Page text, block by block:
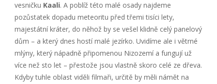
vesničku Kaali. A poblíž této malé osady najdeme
pozůstatek dopadu meteoritu před třemi tisíci lety,
majestátní kráter, do něhož by se vešel klidně celý panelový
dům – a který dnes hostí malé jezírko. Uvidíme ale i větrné
mlýny, který nápadně připomenou Nizozemí a fungují už
více než sto let – přestože jsou vlastně skoro celé ze dřeva.
Kdyby tuhle oblast viděli filmaři, určitě by měli námět na